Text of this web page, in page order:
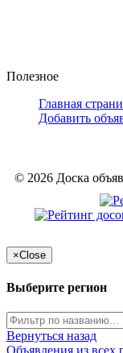
Полезное
Главная
Добавить
© 2026 Доска
×Close
Выберите регион
Вернуться назад